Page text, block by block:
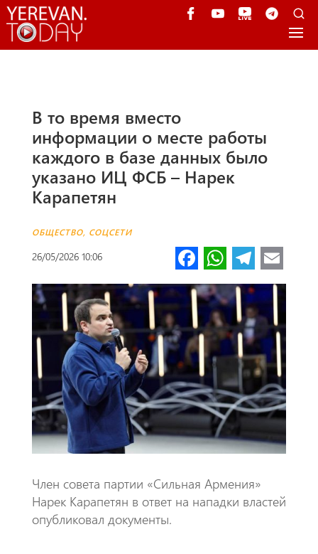
В то время вместо
информации о месте работы
каждого в базе данных было
указано ИЦ ФСБ – Нарек
Карапетян
ОБЩЕСТВО, СОЦСЕТИ
26/05/2026 10:06 Fa
ce
b
o
o
k
W
h
at
s
A
p
p
Te
le
gr
a
m
m
ail
​Член совета партии «Сильная Армения»
Нарек Карапетян в ответ на нападки властей
опубликовал документы.